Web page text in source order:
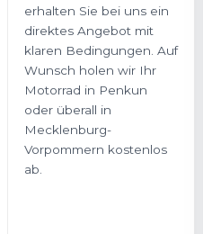
erhalten Sie bei uns ein
direktes Angebot mit
klaren Bedingungen. Auf
Wunsch holen wir Ihr
Motorrad in Penkun
oder überall in
Mecklenburg-
Vorpommern kostenlos
ab.